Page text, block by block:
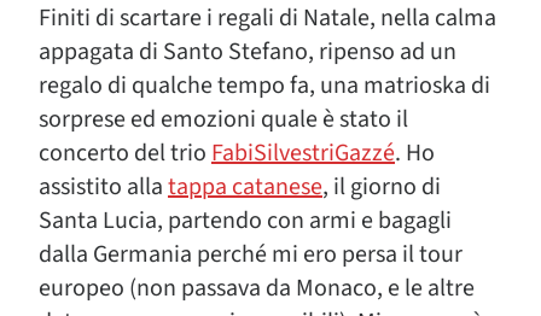
Finiti di scartare i regali di Natale, nella calma
appagata di Santo Stefano, ripenso ad un
regalo di qualche tempo fa, una matrioska di
sorprese ed emozioni quale è stato il
concerto del trioFabiSilvestriGazzé. Ho
assistito allatappa catanese, il giorno di
Santa Lucia, partendo con armi e bagagli
dalla Germania perché mi ero persa il tour
europeo (non passava da Monaco, e le altre